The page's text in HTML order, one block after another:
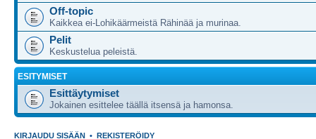
Off-topic
Kaikkea ei-Lohikäärmeistä Rähinää ja murinaa.
Pelit
Keskustelua peleistä.
ESITYMISET
Esittäytymiset
Jokainen esittelee täällä itsensä ja hamonsa.
KIRJAUDU SISÄÄN • REKISTERÖIDY